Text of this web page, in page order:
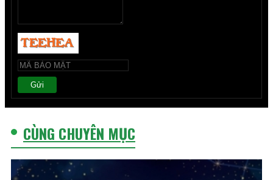
Gửi
CÙNG CHUYÊN MỤC